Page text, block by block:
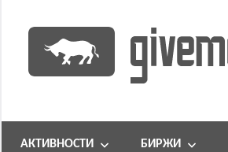
содержимому
GiveMeBit.com
портал
АКТИВНОСТИ БИРЖИ